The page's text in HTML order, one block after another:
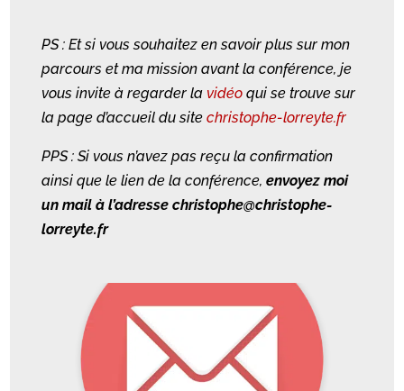
PS : Et si vous souhaitez en savoir plus sur mon
parcours et ma mission avant la conférence, je
vous invite à regarder la vidéo qui se trouve sur
la page d’accueil du sitechristophe-lorreyte.fr
PPS : Si vous n’avez pas reçu la confirmation
ainsi que le lien de la conférence,envoyez moi
un mail à l’adressechristophe@christophe-
lorreyte.fr